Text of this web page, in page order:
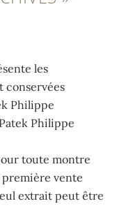
les
conservées
Philippe
Philippe
toute montre
vente
extrait peut être